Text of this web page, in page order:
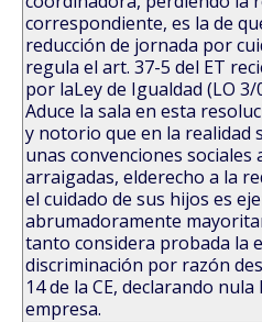
correspondiente, es la de
reducción de jornada por
regula el art. 37-5 del ET
por laLey de Igualdad (LO 3/
Aduce la sala en esta
y notorio que en la realidad
unas convenciones
arraigadas, elderecho a la
el cuidado de sus hijos es
abrumadoramente
tanto considera probada la
discriminación por razón
14 de la CE, declarando
empresa.